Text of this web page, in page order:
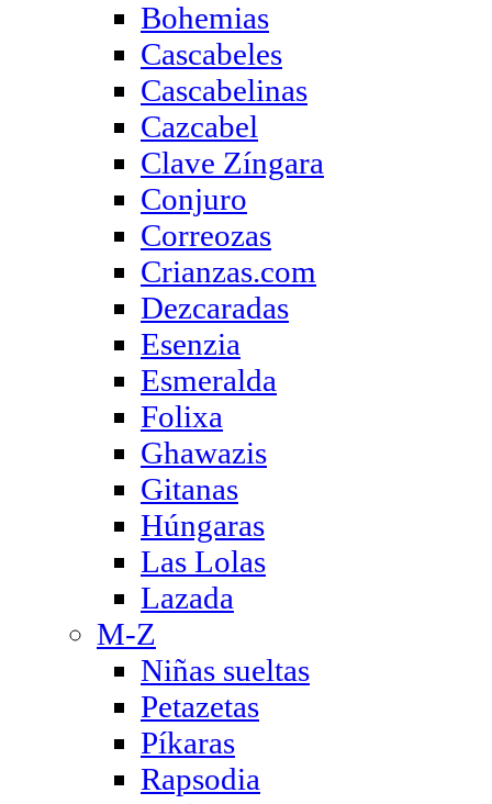
Bohemias
Cascabeles
Cascabelinas
Cazcabel
Clave Zíngara
Conjuro
Correozas
Crianzas.com
Dezcaradas
Esenzia
Esmeralda
Folixa
Ghawazis
Gitanas
Húngaras
Las Lolas
Lazada
M-Z
Niñas sueltas
Petazetas
Píkaras
Rapsodia